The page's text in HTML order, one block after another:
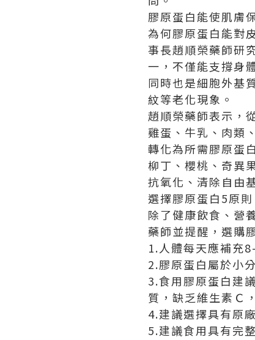
膠原蛋白能使肌膚
為何膠原蛋白能對
事長趙順榮藥師研
一，不僅能支撐身
同時也是細胞外基
紋等老化現象。
趙順榮藥師表示，
雞蛋、牛乳、肉類
轉化為所需膠原蛋
柳丁、櫻桃、奇異
抗氧化、清除自由
選擇膠原蛋白5原則
除了健康飲食、營
藥師並提醒，選購
1.人體每天應補充
2.膠原蛋白屬於小
3.食用膠原蛋白建
質，缺乏維生素Ｃ
4.建議選擇具有原
5.建議食用具有完